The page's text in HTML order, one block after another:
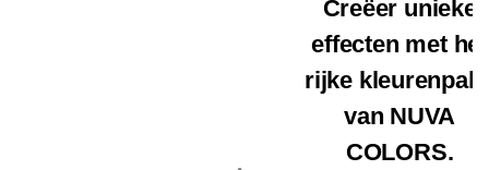
Creëer unieke
effecten met het
rijke
van NUVA
COLORS.